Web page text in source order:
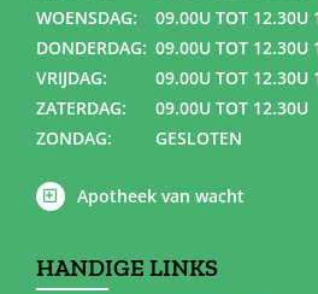
WOENSDAG:
09.00U TOT 12.30U
DONDERDAG: 09.00U TOT 12.30U
VRIJDAG:
09.00U TOT 12.30U
ZATERDAG:
09.00U TOT 12.30U
ZONDAG:
GESLOTEN
Apotheek van wacht
HANDIGE LINKS